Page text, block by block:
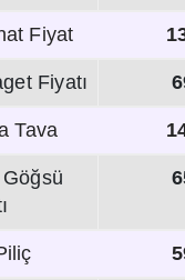
Fiyat
Fiyatı
Tava